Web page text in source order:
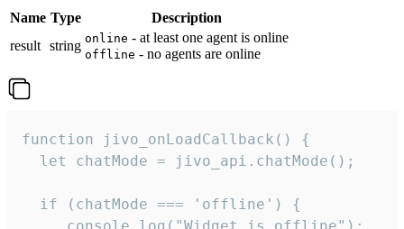
Name Type
Description
result string online - at least one agent is online
offline - no agents are online
function jivo_onLoadCallback() {
  let chatMode = jivo_api.chatMode();
  if (chatMode === 'offline') {